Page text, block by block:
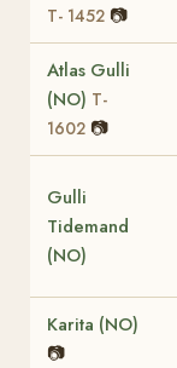
T- 1452 📷
Atlas Gulli
(NO) T-
1602 📷
Gulli
Tidemand
(NO)
Karita (NO)
📷